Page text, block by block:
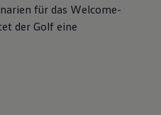
Elektronik
verbinden
für das Welcome-
der Golf eine